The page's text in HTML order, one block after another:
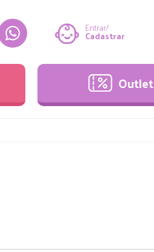
Entrar/
Cadastrar
Outlet